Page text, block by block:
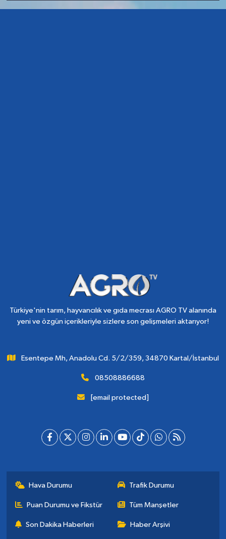
Türkiye'nin tarım, hayvancılık ve gıda mecrası AGRO TV alanında
yeni ve özgün içerikleriyle sizlere son gelişmeleri aktarıyor!
Esentepe Mh, Anadolu Cd. 5/2/359, 34870 Kartal/İstanbul
08508886688
[email protected]
Hava Durumu Trafik Durumu
Puan Durumu ve Fikstür Tüm Manşetler
Son Dakika Haberleri Haber Arşivi